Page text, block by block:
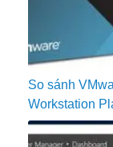
So sánh
Workstation